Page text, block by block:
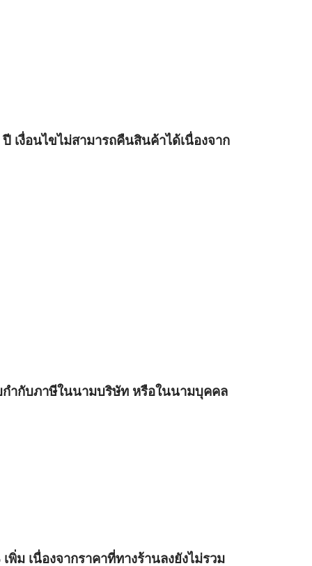
เงื่อนไขไม่สามารถคืนสินค้าได้เนื่องจาก
ำกับภาษีในนามบริษัท หรือในนามบุคคล
พิ่ม เนื่องจากราคาที่ทางร้านลงยังไม่รวม